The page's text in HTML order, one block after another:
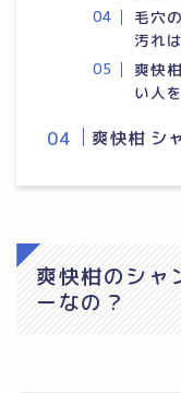
毛穴
汚れ
爽快
い人
爽快柑 シ
爽快柑のシャ
ーなの？